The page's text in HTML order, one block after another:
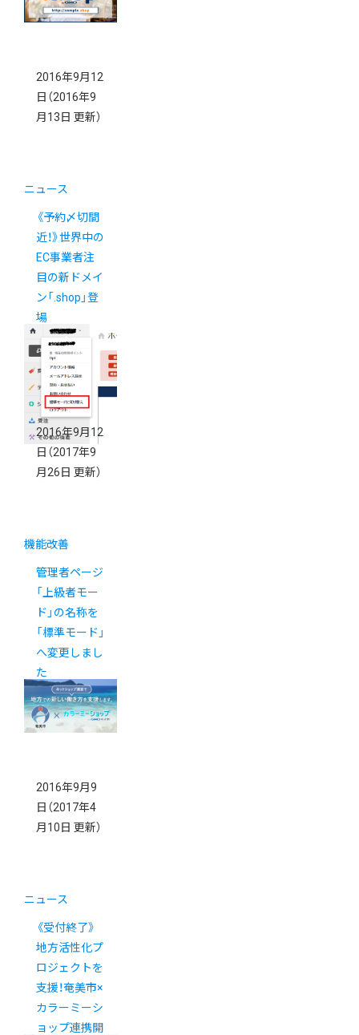
2016年9月12
日 （2016年9
月13日 更新）
ニュース
《予約〆切間
近！》世界中の
EC事業者注
目の新ドメイ
ン「.shop」登
場
2016年9月12
日 （2017年9
月26日 更新）
機能改善
管理者ページ
「上級者モー
ド」の名称を
「標準モード」
へ変更しまし
た
2016年9月9
日 （2017年4
月10日 更新）
ニュース
《受付終了》
地方活性化プ
ロジェクトを
支援！奄美市×
カラーミーシ
ョップ連携開